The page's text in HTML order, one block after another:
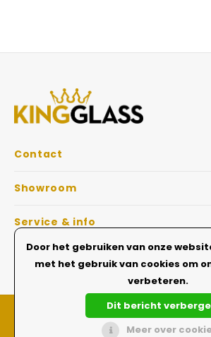
Contact
Showroom
Service & info
Dé Glazen wanden specialist
Door het gebruiken van onze
met het gebruik van cookies om
verbeteren.
Dit bericht
Meer over